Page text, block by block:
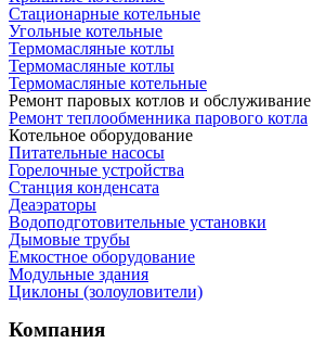
Стационарные котельные
Угольные котельные
Термомасляные котлы
Термомасляные котлы
Термомасляные котельные
Ремонт паровых котлов и обслуживание
Ремонт теплообменника парового котла
Котельное оборудование
Питательные насосы
Горелочные устройства
Станция конденсата
Деаэраторы
Водоподготовительные установки
Дымовые трубы
Емкостное оборудование
Mодульные здания
Циклоны (золоуловители)
Компания